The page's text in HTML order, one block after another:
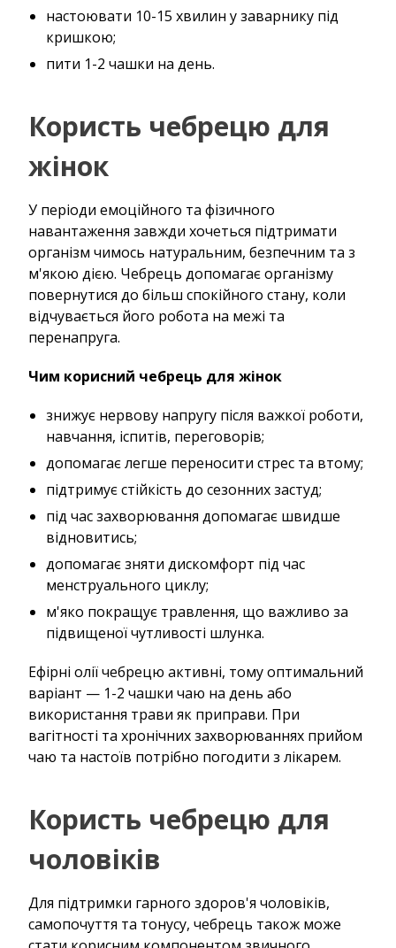
настоювати 10-15 хвилин у заварнику під
кришкою;
пити 1-2 чашки на день.
Користь чебрецю для
жінок
У періоди емоційного та фізичного
навантаження завжди хочеться підтримати
організм чимось натуральним, безпечним та з
м'якою дією. Чебрець допомагає організму
повернутися до більш спокійного стану, коли
відчувається його робота на межі та
перенапруга.
Чим корисний чебрець для жінок
знижує нервову напругу після важкої роботи,
навчання, іспитів, переговорів;
допомагає легше переносити стрес та втому;
підтримує стійкість до сезонних застуд;
під час захворювання допомагає швидше
відновитись;
допомагає зняти дискомфорт під час
менструального циклу;
м'яко покращує травлення, що важливо за
підвищеної чутливості шлунка.
Ефірні олії чебрецю активні, тому оптимальний
варіант — 1-2 чашки чаю на день або
використання трави як приправи. При
вагітності та хронічних захворюваннях прийом
чаю та настоїв потрібно погодити з лікарем.
Користь чебрецю для
чоловіків
Для підтримки гарного здоров'я чоловіків,
самопочуття та тонусу, чебрець також може